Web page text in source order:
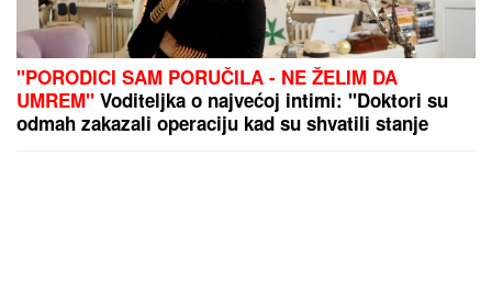
"PORODICI SAM PORUČILA - NE ŽELIM DA
UMREM" Voditeljka o najvećoj intimi: "Doktori su
odmah zakazali operaciju kad su shvatili stanje